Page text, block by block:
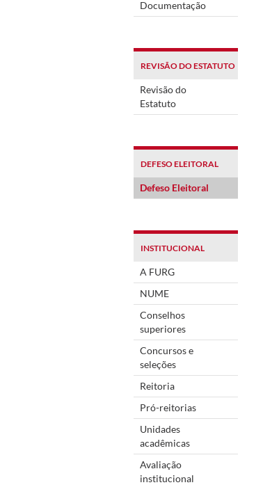
Documentação
REVISÃO DO ESTATUTO
Revisão do
Estatuto
DEFESO ELEITORAL
Defeso Eleitoral
INSTITUCIONAL
A FURG
NUME
Conselhos
superiores
Concursos e
seleções
Reitoria
Pró-reitorias
Unidades
acadêmicas
Avaliação
institucional